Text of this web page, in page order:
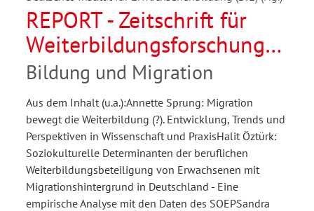
REPORT - Zeitschrift für
Weiterbildungsforschung
04/2012
Bildung und Migration
Aus dem Inhalt (u.a.):Annette Sprung: Migration
bewegt die Weiterbildung (?). Entwicklung, Trends und
Perspektiven in Wissenschaft und PraxisHalit Öztürk:
Soziokulturelle Determinanten der beruflichen
Weiterbildungsbeteiligung von Erwachsenen mit
Migrationshintergrund in Deutschland - Eine
empirische Analyse mit den Daten des SOEPSandra